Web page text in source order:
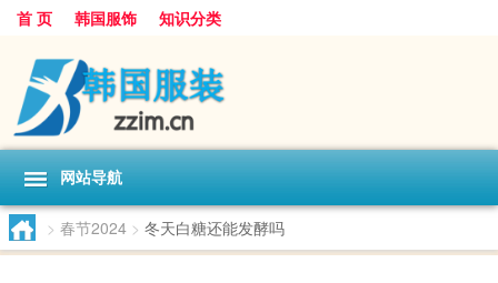
首 页 韩国服饰 知识分类
网站导航
> 春节2024 > 冬天白糖还能发酵吗